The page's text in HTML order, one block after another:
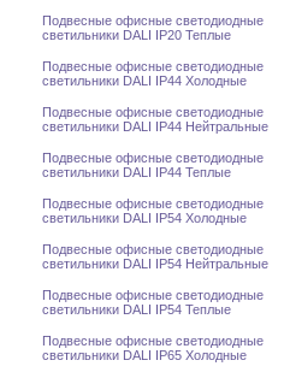
Подвесные офисные светодиодные
светильники DALI IP20 Теплые
Подвесные офисные светодиодные
светильники DALI IP44 Холодные
Подвесные офисные светодиодные
светильники DALI IP44 Нейтральные
Подвесные офисные светодиодные
светильники DALI IP44 Теплые
Подвесные офисные светодиодные
светильники DALI IP54 Холодные
Подвесные офисные светодиодные
светильники DALI IP54 Нейтральные
Подвесные офисные светодиодные
светильники DALI IP54 Теплые
Подвесные офисные светодиодные
светильники DALI IP65 Холодные